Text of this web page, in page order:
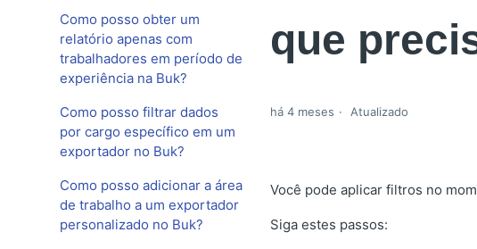
Como posso obter um
relatório apenas com
trabalhadores em período de
experiência na Buk?
Como posso filtrar dados
por cargo específico em um
exportador no Buk?
Como posso adicionar a área
de trabalho a um exportador
personalizado no Buk?
que
há 4 meses Atualizado
Você pode aplicar filtros no
Siga estes passos: